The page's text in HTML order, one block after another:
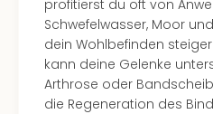
profitierst du oft von
Schwefelwasser, Moor
dein Wohlbefinden
kann deine Gelenke
Arthrose oder
die Regeneration des